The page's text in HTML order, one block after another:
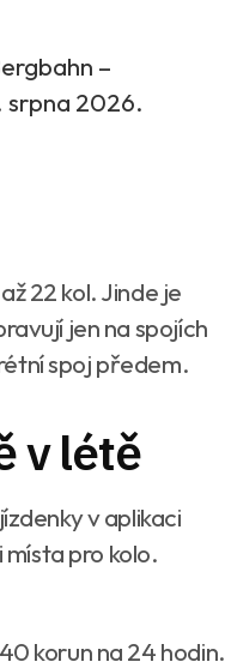
–
srpna 2026.
22 kol. Jinde je
jen na spojích
spoj předem.
v létě
v aplikaci
pro kolo.
korun na 24 hodin.